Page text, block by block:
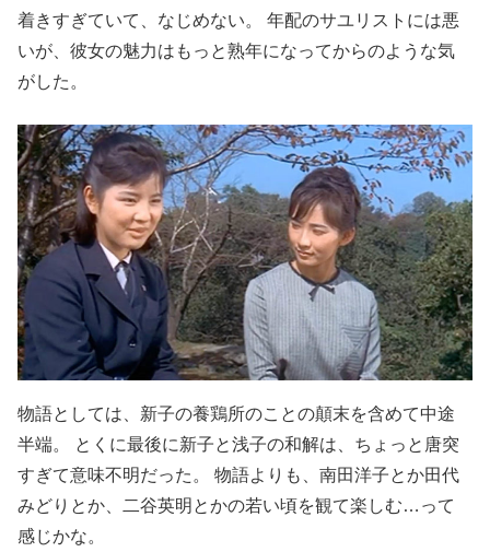
着きすぎていて、なじめない。 年配のサユリストには悪
いが、彼女の魅力はもっと熟年になってからのような気
がした。
物語としては、新子の養鶏所のことの顛末を含めて中途
半端。 とくに最後に新子と浅子の和解は、ちょっと唐突
すぎて意味不明だった。 物語よりも、南田洋子とか田代
みどりとか、二谷英明とかの若い頃を観て楽しむ…って
感じかな。